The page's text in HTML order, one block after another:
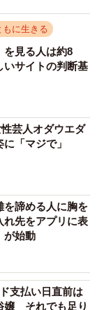
もに生きる
を見る人は約8
サイトの判断基
芸人オダウエダ
「マジで」
を諦める人に胸を
先をアプリに表
が始動
支払い日直前は
嬢 それでも足り